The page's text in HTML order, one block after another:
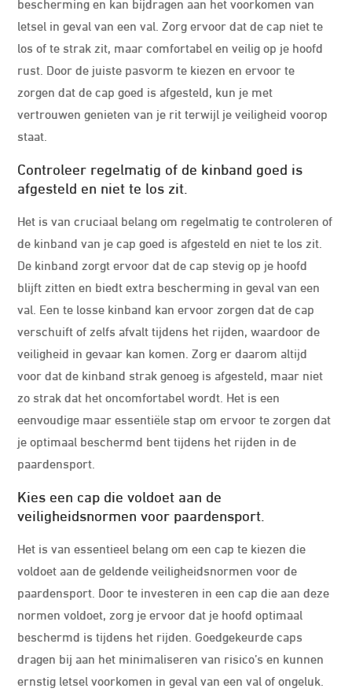
letsel in geval van een val. Zorg ervoor dat de cap niet te
los of te strak zit, maar comfortabel en veilig op je hoofd
rust. Door de juiste pasvorm te kiezen en ervoor te
zorgen dat de cap goed is afgesteld, kun je met
vertrouwen genieten van je rit terwijl je veiligheid voorop
staat.
Controleer regelmatig of de kinband goed is
afgesteld en niet te los zit.
Het is van cruciaal belang om regelmatig te controleren of
de kinband van je cap goed is afgesteld en niet te los zit.
De kinband zorgt ervoor dat de cap stevig op je hoofd
blijft zitten en biedt extra bescherming in geval van een
val. Een te losse kinband kan ervoor zorgen dat de cap
verschuift of zelfs afvalt tijdens het rijden, waardoor de
veiligheid in gevaar kan komen. Zorg er daarom altijd
voor dat de kinband strak genoeg is afgesteld, maar niet
zo strak dat het oncomfortabel wordt. Het is een
eenvoudige maar essentiële stap om ervoor te zorgen dat
je optimaal beschermd bent tijdens het rijden in de
paardensport.
Kies een cap die voldoet aan de
veiligheidsnormen voor paardensport.
Het is van essentieel belang om een cap te kiezen die
voldoet aan de geldende veiligheidsnormen voor de
paardensport. Door te investeren in een cap die aan deze
normen voldoet, zorg je ervoor dat je hoofd optimaal
beschermd is tijdens het rijden. Goedgekeurde caps
dragen bij aan het minimaliseren van risico’s en kunnen
ernstig letsel voorkomen in geval van een val of ongeluk.